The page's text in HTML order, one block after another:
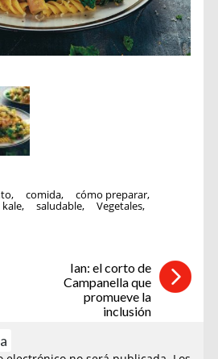
, comida, cómo preparar,
kale, saludable, Vegetales,
Ian: el corto de
Campanella que
promueve la
inclusión